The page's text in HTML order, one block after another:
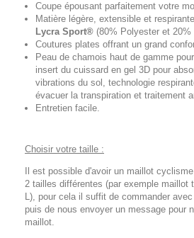
Coupe épousant parfaitement votre
Matière légère, extensible et
Lycra Sport® (80% Polyester et 20%
Coutures plates offrant un grand
Peau de chamois haut de gamme
insert du cuissard en gel 3D pour
vibrations du sol, technologie
évacuer la transpiration et traitement
Entretien facile.
Choisir votre taille :
Il est possible d'avoir un maillot
2 tailles différentes (par exemple maillot
L), pour cela il suffit de commander
puis de nous envoyer un message pour
maillot.